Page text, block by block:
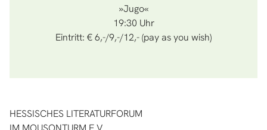
»Jugo«
19:30
Eintritt: € 6,-/9,-/12,- (pay as you wish)
HESSISCHES LITERATURFORUM